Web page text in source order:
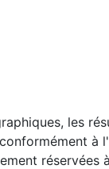
les
à
réservées